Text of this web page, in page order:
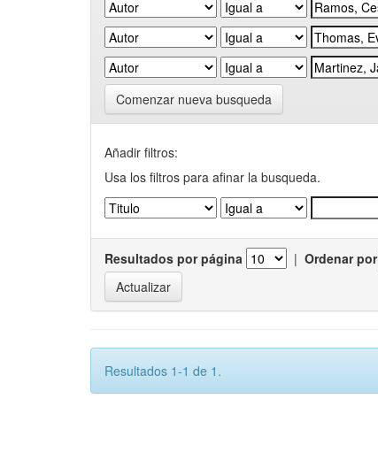
Comenzar nueva busqueda
Añadir filtros:
Usa los filtros para afinar la busqueda.
Resultados por página | Ordenar por
Resultados 1-1 de 1.